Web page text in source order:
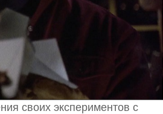
своих экспериментов с